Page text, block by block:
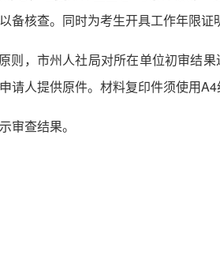
核查。同时为考生开具工作年限证
则，市州人社局对所在单位初审结
人提供原件。材料复印件须使用A4
审查结果。